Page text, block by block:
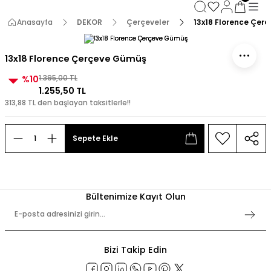
3000 TL ve Üzeri Alışverişlerde Kargo Bedava! 2
3000 TL ve Üzeri Alışverişlerde Kargo Bedava!
3000 TL ve Üzeri Alışverişlerde Kargo Bedava!
Anasayfa DEKOR Çerçeveler 13x18 Florence
13x18 Florence Çerçeve Gümüş
%101.395,00 TL
1.255,50 TL
313,88 TL den başlayan taksitlerle!!
Sepete Ekle
Bültenimize Kayıt Olun
Bizi Takip Edin